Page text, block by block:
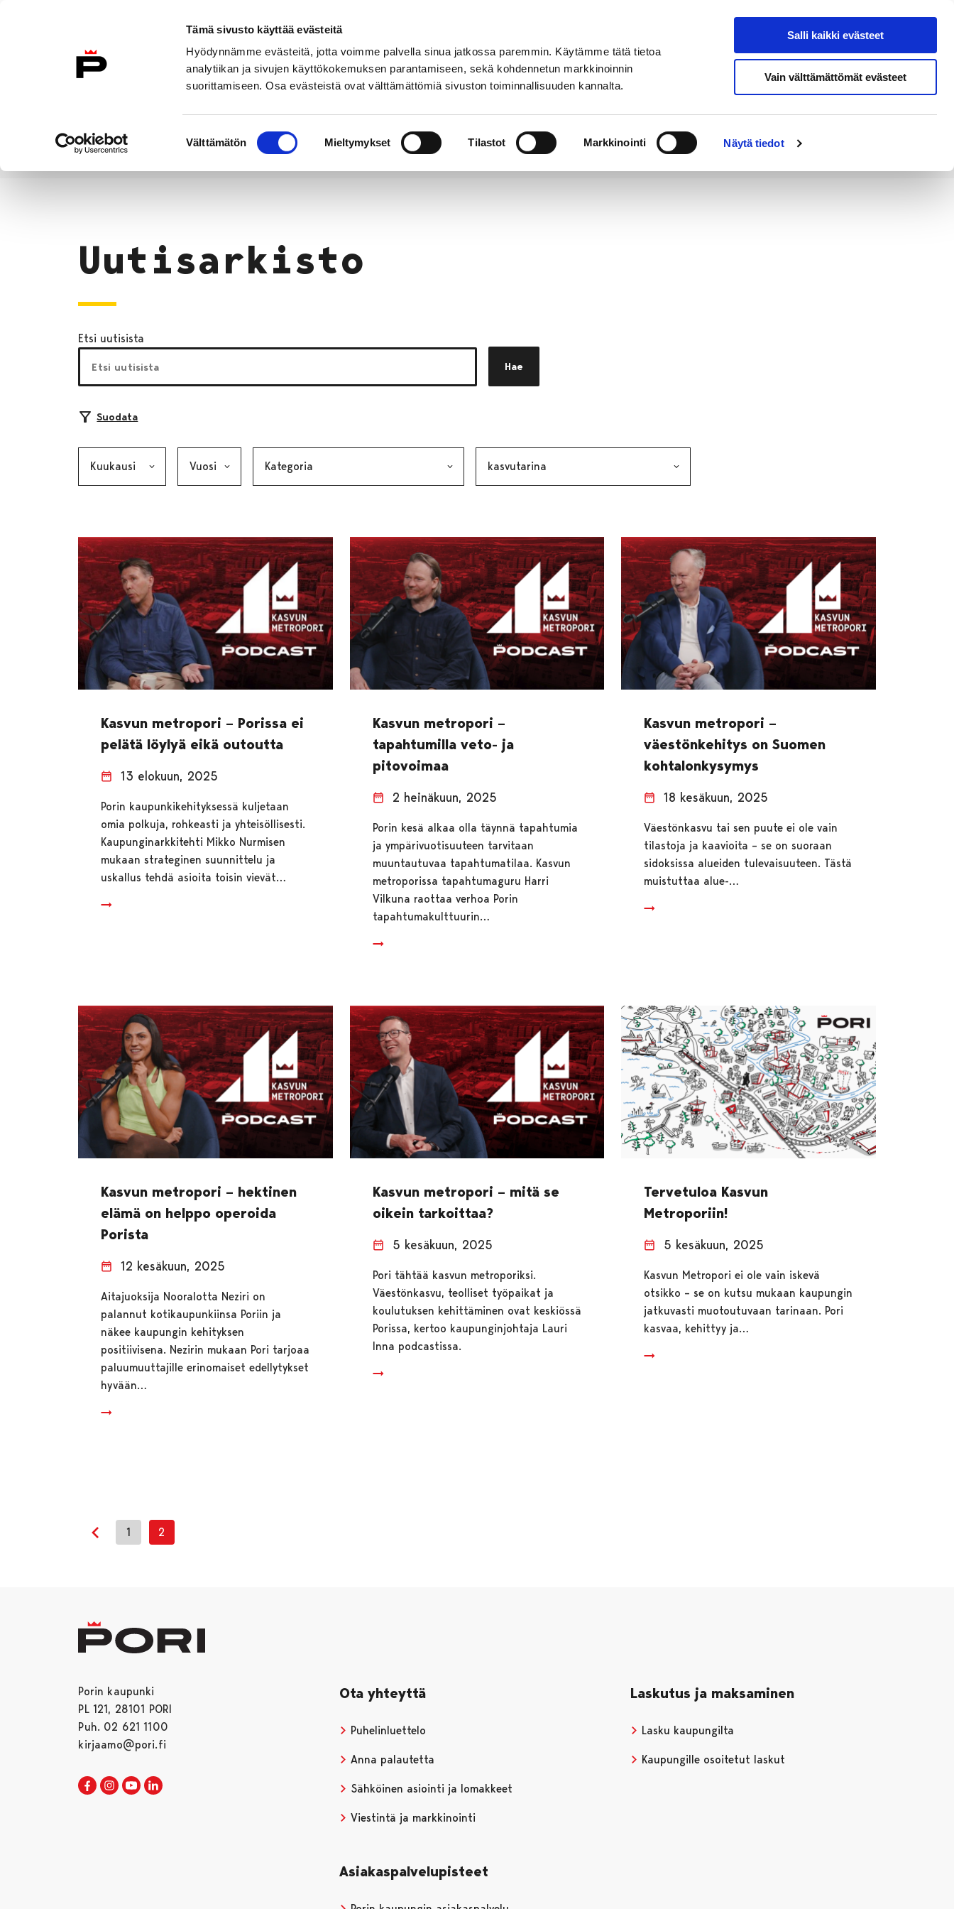
Tämä sivusto käyttää evästeitä
Hyödynnämme evästeitä, jotta voimme palvella sinua jatkossa paremmin. Käytämme tätä tietoa
analytiikan ja sivujen käyttökokemuksen parantamiseen, sekä kohdennetun markkinoinnin
suorittamiseen. Osa evästeistä ovat välttämättömiä sivuston toiminnallisuuden kannalta.
valinta
Välttämätön Mieltymykset Tilastot Markkinointi Näytä tiedot
Salli kaikki evästeet
Vain välttämättömät evästeet
Etusivulle
Hae sivustolta
Etusivu
Uutisarkisto
Etsi uutisista
Hae
Suodata
Kasvun metropori – Porissa ei
pelätä löylyä eikä outoutta
13 elokuun, 2025
Porin kaupunkikehityksessä kuljetaan
omia polkuja, rohkeasti ja yhteisöllisesti.
Kaupunginarkkitehti Mikko Nurmisen
mukaan strateginen suunnittelu ja
uskallus tehdä asioita toisin vievät…
Kasvun metropori –
tapahtumilla veto- ja
pitovoimaa
2 heinäkuun, 2025
Porin kesä alkaa olla täynnä tapahtumia
ja ympärivuotisuuteen tarvitaan
muuntautuvaa tapahtumatilaa. Kasvun
metroporissa tapahtumaguru Harri
Vilkuna raottaa verhoa Porin
tapahtumakulttuurin…
Kasvun metropori –
väestönkehitys on Suomen
kohtalonkysymys
18 kesäkuun, 2025
Väestönkasvu tai sen puute ei ole vain
tilastoja ja kaavioita – se on suoraan
sidoksissa alueiden tulevaisuuteen. Tästä
muistuttaa alue-…
Kasvun metropori – hektinen
elämä on helppo operoida
Porista
12 kesäkuun, 2025
Aitajuoksija Nooralotta Neziri on
palannut kotikaupunkiinsa Poriin ja
näkee kaupungin kehityksen
positiivisena. Nezirin mukaan Pori tarjoaa
paluumuuttajille erinomaiset edellytykset
hyvään…
Kasvun metropori – mitä se
oikein tarkoittaa?
5 kesäkuun, 2025
Pori tähtää kasvun metroporiksi.
Väestönkasvu, teolliset työpaikat ja
koulutuksen kehittäminen ovat keskiössä
Porissa, kertoo kaupunginjohtaja Lauri
Inna podcastissa.
Tervetuloa Kasvun
Metroporiin!
5 kesäkuun, 2025
Kasvun Metropori ei ole vain iskevä
otsikko – se on kutsu mukaan kaupungin
jatkuvasti muotoutuvaan tarinaan. Pori
kasvaa, kehittyy ja…
Edellinen sivu
1 2
Porin kaupunki
PL 121, 28101 PORI
Puh. 02 621 1100
kirjaamo@pori.fi
Porin kaupunki Facebookissa
Avautuu uudessa välilehdessä
Porin kaupunki Instagramissa
Avautuu uudessa välilehdessä
Porin kaupunki Youtubessa
Avautuu uudessa välilehdessä
Ota yhteyttä
Puhelinluettelo
Anna palautetta
Sähköinen asiointi ja lomakkeet
Viestintä ja markkinointi
Laskutus ja maksaminen
Lasku kaupungilta
Kaupungille osoitetut laskut
Asiakaspalvelupisteet